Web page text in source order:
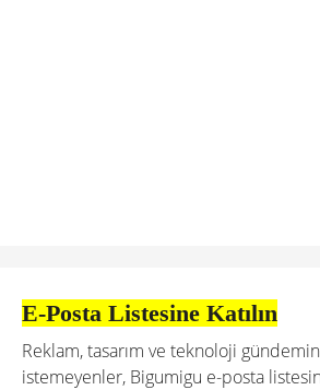
E-Posta Listesine Katılın
Reklam, tasarım ve teknoloji
istemeyenler, Bigumigu e-posta